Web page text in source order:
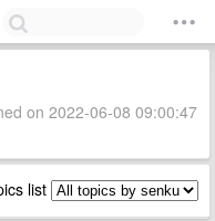
on 2022-06-08 09:00:47
list